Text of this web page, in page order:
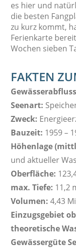
es hier und
die besten
zu kurz kommt,
Ferienkarte
Wochen sieben
FAKTEN
Seenart:
Zweck:
Bauzeit: 1959 –
Höhenlage
und aktueller
Oberfläche:
max. Tiefe: 11,2
Volumen: 4,43
Einzugsgebiet
theoretische
Gewässergüte